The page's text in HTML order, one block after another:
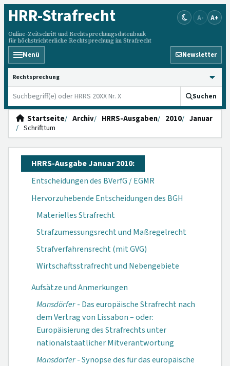
HRR-Strafrecht
Online-Zeitschrift und Rechtsprechungsdatenbank
für höchstrichterliche Rechtsprechung im Strafrecht
A- A+
Menü Newsletter
HRRS durchsuchen
Suchen
Startseite Archiv HRRS-Ausgaben 2010
Januar
Schrifttum
HRRS-Ausgabe Januar 2010:
Entscheidungen des BVerfG / EGMR
Hervorzuhebende Entscheidungen des BGH
Materielles Strafrecht
Strafzumessungsrecht und Maßregelrecht
Strafverfahrensrecht (mit GVG)
Wirtschaftsstrafrecht und Nebengebiete
Aufsätze und Anmerkungen
Mansdörfer- Das europäische Strafrecht nach
dem Vertrag von Lissabon – oder:
Europäisierung des Strafrechts unter
nationalstaatlicher Mitverantwortung
Mansdörfer- Synopse des für das europäische